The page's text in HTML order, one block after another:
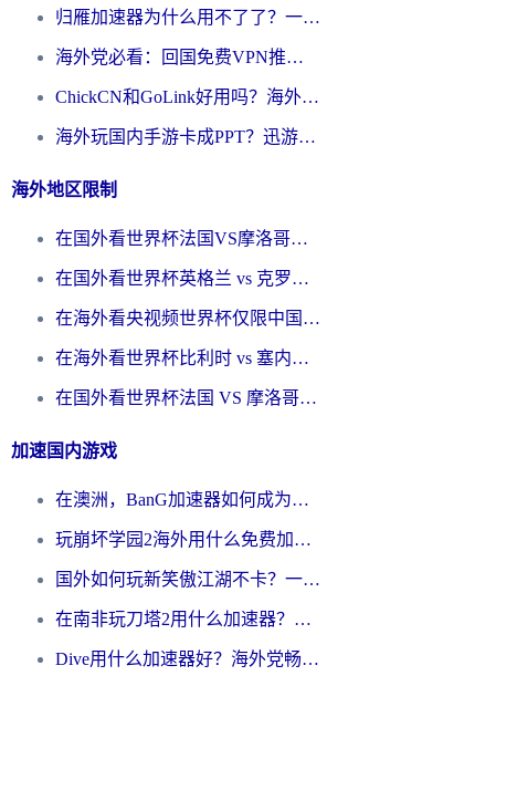
归雁加速器为什么用不了了？一位海外游子的真实困惑与技术解答
海外党必看：回国免费VPN推荐？别踩坑！教你选对加速器无缝刷国内资源
ChickCN和GoLink好用吗？海外党如何选对回国加速器
海外玩国内手游卡成PPT？迅游和奇游手游哪个好？一篇讲透回国加速器怎么选
海外地区限制
在国外看世界杯法国VS摩洛哥地区限制？这篇指南让你流畅看中文解说无压力
在国外看世界杯英格兰 vs 克罗地亚当前地区不可播放？这篇指南帮你搞定所有海外观赛难题
在海外看央视频世界杯仅限中国大陆？这篇指南帮你解锁中文解说+无卡顿直播
在海外看世界杯比利时 vs 塞内加尔仅限中国大陆？我找到了最流畅的中文解说之路
在国外看世界杯法国 VS 摩洛哥仅限中国大陆？海外党这样看中文解说赛事不卡顿
加速国内游戏
在澳洲，BanG加速器如何成为你国服游戏的“时光机”？
玩崩坏学园2海外用什么免费加速器好？2026海外党亲测国服游戏加速指南
国外如何玩新笑傲江湖不卡？一份给海外游子的终极网络指南
在南非玩刀塔2用什么加速器？一份给海外游子的终极生存指南
Dive用什么加速器好？海外党畅玩国服游戏的终极避坑指南